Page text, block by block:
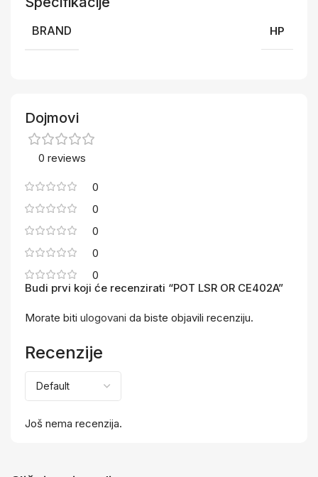
BRAND HP
Dojmovi
0 reviews
0
0
0
0
0
Recenzije
Još nema recenzija.
Budi prvi koji će recenzirati “POT LSR OR CE402A”
Morate biti ulogovani da biste objavili recenziju.